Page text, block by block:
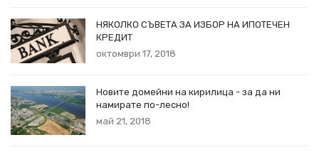
НЯКОЛКО СЪВЕТА ЗА ИЗБОР НА ИПОТЕЧЕН
КРЕДИТ
октомври 17, 2018
Новите домейни на кирилица - за да ни
намирате по-лесно!
май 21, 2018